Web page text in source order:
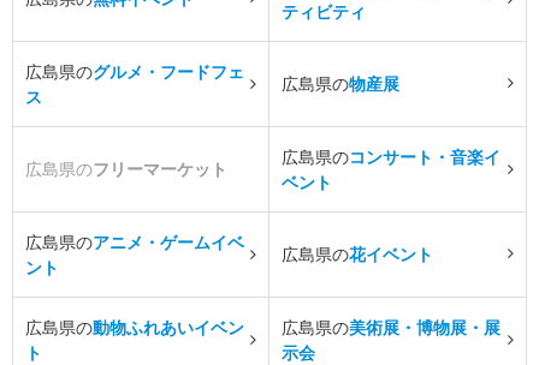
ティビティ
広島県のグルメ・フードフェ
ス
広島県の物産展
広島県のフリーマーケット
広島県のコンサート・音楽イ
ベント
広島県のアニメ・ゲームイベ
ント
広島県の花イベント
広島県の動物ふれあいイベン
ト
広島県の美術展・博物展・展
示会